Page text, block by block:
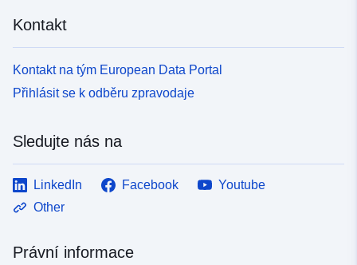
Kontakt
Kontakt na tým European Data Portal
Přihlásit se k odběru zpravodaje
Sledujte nás na
LinkedIn Facebook
Youtube
Other
Právní informace